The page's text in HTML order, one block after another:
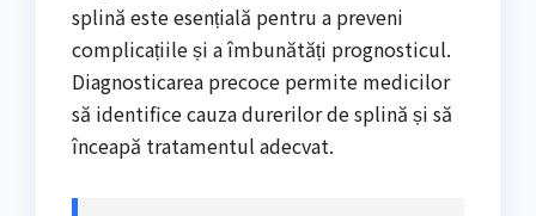
splină este esențială pentru a preveni
complicațiile și a îmbunătăți prognosticul.
Diagnosticarea precoce permite medicilor
să identifice cauza durerilor de splină și să
înceapă tratamentul adecvat.